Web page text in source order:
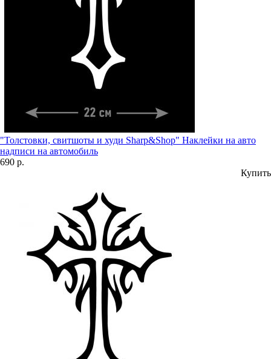
"Толстовки, свитшоты и худи Sharp&Shop" Наклейки на авто
надписи на автомобиль
690 р.
Купить